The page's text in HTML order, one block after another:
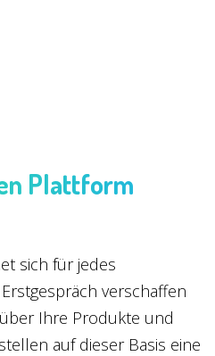
Plattform
sich für jedes
verschaffen
Ihre Produkte und
auf dieser Basis eine